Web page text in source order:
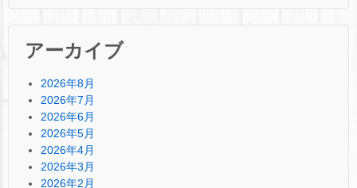
アーカイブ
2026年8月
2026年7月
2026年6月
2026年5月
2026年4月
2026年3月
2026年2月